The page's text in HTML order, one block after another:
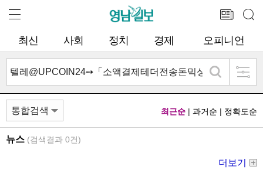
최신 사회 정치 경제 오피니언